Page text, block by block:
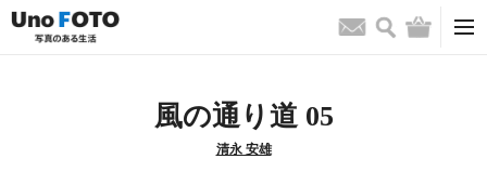
お問い合わせ
検索 バッグ
風の通り道 05
清永 安雄